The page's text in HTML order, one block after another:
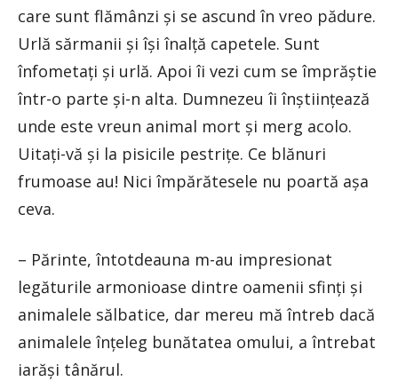
care sunt flămânzi și se ascund în vreo pădure.
Urlă sărmanii și își înalță capetele. Sunt
înfometați și urlă. Apoi îi vezi cum se împrăștie
într-o parte și-n alta. Dumnezeu îi înștiințează
unde este vreun animal mort și merg acolo.
Uitați-vă și la pisicile pestrițe. Ce blănuri
frumoase au! Nici împărătesele nu poartă așa
ceva.
– Părinte, întotdeauna m-au impresionat
legăturile armonioase dintre oamenii sfinți și
animalele sălbatice, dar mereu mă întreb dacă
animalele înțeleg bunătatea omului, a întrebat
iarăși tânărul.